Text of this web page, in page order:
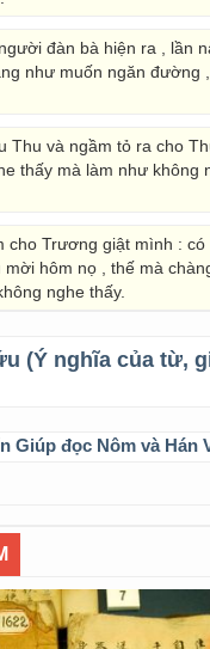
đàn bà hiện ra , lần
như muốn ngăn đường
Thu và ngầm tỏ ra cho
thấy mà làm như không
cho Trương giật mình : có
mời hôm nọ , thế mà
nghe thấy.
(Ý nghĩa của từ,
Giúp đọc Nôm và Hán